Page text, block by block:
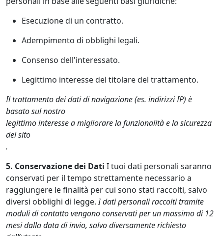
Esecuzione di un contratto.
Adempimento di obblighi legali.
Consenso dell'interessato.
Legittimo interesse del titolare del trattamento.
Il trattamento dei dati di navigazione (es. indirizzi IP) è
basato sul nostro
legittimo interesse a migliorare la funzionalità e la sicurezza
del sito
.
5. Conservazione dei Dati I tuoi dati personali saranno
conservati per il tempo strettamente necessario a
raggiungere le finalità per cui sono stati raccolti, salvo
diversi obblighi di legge.I dati personali raccolti tramite
moduli di contatto vengono conservati per un massimo di 12
mesi dalla data di invio, salvo diversamente richiesto